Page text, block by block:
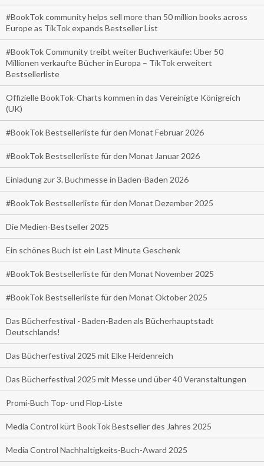
#BookTok community helps sell more than 50 million books across
Europe as TikTok expands Bestseller List
#BookTok Community treibt weiter Buchverkäufe: Über 50
Millionen verkaufte Bücher in Europa – TikTok erweitert
Bestsellerliste
Offizielle BookTok-Charts kommen in das Vereinigte Königreich
(UK)
#BookTok Bestsellerliste für den Monat Februar 2026
#BookTok Bestsellerliste für den Monat Januar 2026
Einladung zur 3. Buchmesse in Baden-Baden 2026
#BookTok Bestsellerliste für den Monat Dezember 2025
Die Medien-Bestseller 2025
Ein schönes Buch ist ein Last Minute Geschenk
#BookTok Bestsellerliste für den Monat November 2025
#BookTok Bestsellerliste für den Monat Oktober 2025
Das Bücherfestival - Baden-Baden als Bücherhauptstadt
Deutschlands!
Das Bücherfestival 2025 mit Elke Heidenreich
Das Bücherfestival 2025 mit Messe und über 40 Veranstaltungen
Promi-Buch Top- und Flop-Liste
Media Control kürt BookTok Bestseller des Jahres 2025
Media Control Nachhaltigkeits-Buch-Award 2025